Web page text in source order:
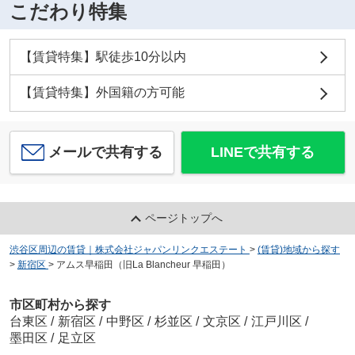
こだわり特集
【賃貸特集】駅徒歩10分以内
【賃貸特集】外国籍の方可能
メールで共有する LINEで共有する
ページトップへ
渋谷区周辺の賃貸｜株式会社ジャパンリンクエステート > (賃貸)地域から探す
> 新宿区 > アムス早稲田（旧La Blancheur 早稲田）
市区町村から探す
台東区 / 新宿区 / 中野区 / 杉並区 / 文京区 / 江戸川区 /
墨田区 / 足立区